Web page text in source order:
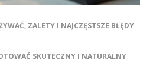
ZALETY I NAJCZĘSTSZE BŁĘDY